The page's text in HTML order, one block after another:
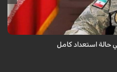
محمد اكرمي نيا إن جيش الجمهورية
حالة استعداد كامل